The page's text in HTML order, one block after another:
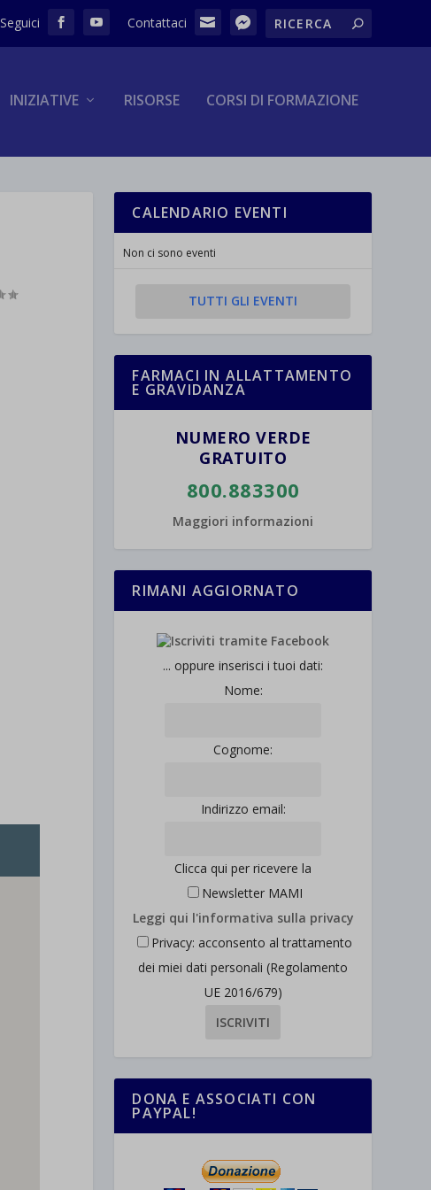
INIZIATIVE RISORSE CORSI DI FORMAZIONE
CALENDARIO EVENTI
Non ci sono eventi
TUTTI GLI EVENTI
FARMACI IN ALLATTAMENTO
E GRAVIDANZA
NUMERO VERDE
GRATUITO
800.883300
Maggiori informazioni
RIMANI AGGIORNATO
... oppure inserisci i tuoi dati:
Nome:
Cognome:
Indirizzo email:
Clicca qui per ricevere la
Newsletter MAMI
Leggi qui l'informativa sulla privacy
Privacy: acconsento al trattamento
dei miei dati personali (Regolamento
UE 2016/679)
DONA E ASSOCIATI CON
PAYPAL!